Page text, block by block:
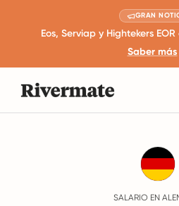
GRAN
Eos, Serviap y Hightekers
Saber más
SALARIO EN